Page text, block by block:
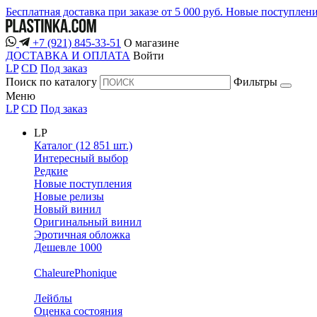
Бесплатная доставка при заказе от 5 000 руб. Новые
+7 (921) 845-33-51 О магазине
ДОСТАВКА И ОПЛАТА Войти
LP CD Под заказ
Поиск по каталогу
Фильтры
Меню
LP CD Под заказ
LP
Каталог (12 851 шт.)
Интересный выбор
Редкие
Новые поступления
Новые релизы
Новый винил
Оригинальный винил
Эротичная обложка
Дешевле 1000
ChaleurePhonique
Лейблы
Оценка состояния